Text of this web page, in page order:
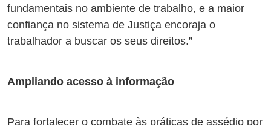
fundamentais no ambiente de trabalho, e a maior
confiança no sistema de Justiça encoraja o
trabalhador a buscar os seus direitos.”
Ampliando acesso à informação
Para fortalecer o combate às práticas de assédio por